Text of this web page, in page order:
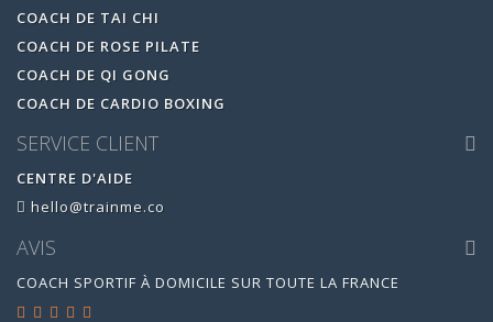
COACH DE TAI CHI
COACH DE ROSE PILATE
COACH DE QI GONG
COACH DE CARDIO BOXING
SERVICE CLIENT
CENTRE D'AIDE
hello@trainme.co
AVIS
COACH SPORTIF À DOMICILE SUR TOUTE LA FRANCE